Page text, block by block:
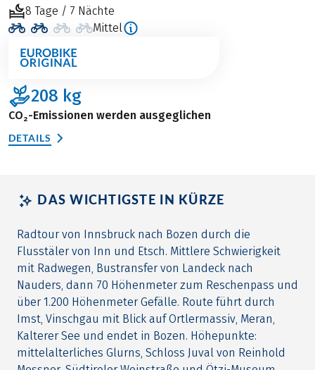
8 Tage / 7 Nächte
Mittel
208 kg
CO₂-Emissionen werden ausgeglichen
DETAILS
DAS WICHTIGSTE IN KÜRZE
Radtour von Innsbruck nach Bozen durch die
Flusstäler von Inn und Etsch. Mittlere Schwierigkeit
mit Radwegen, Bustransfer von Landeck nach
Nauders, dann 70 Höhenmeter zum Reschenpass und
über 1.200 Höhenmeter Gefälle. Route führt durch
Imst, Vinschgau mit Blick auf Ortlermassiv, Meran,
Kalterer See und endet in Bozen. Höhepunkte:
mittelalterliches Glurns, Schloss Juval von Reinhold